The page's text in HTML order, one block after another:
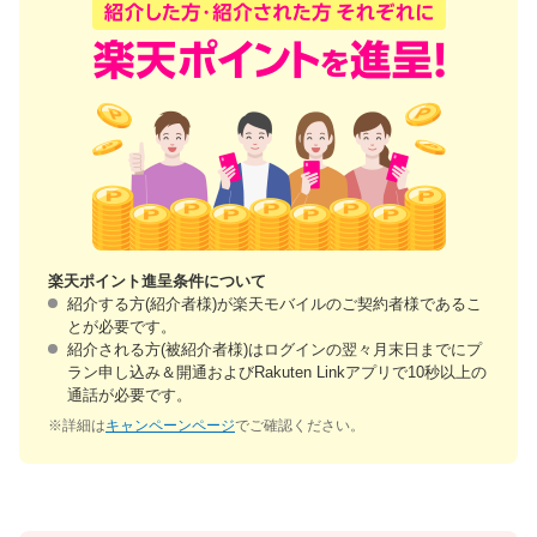
楽天ポイント進呈条件について
紹介する方(紹介者様)が楽天モバイルのご契約者様であるこ
とが必要です。
紹介される方(被紹介者様)はログインの翌々月末日までにプ
ラン申し込み＆開通およびRakuten Linkアプリで10秒以上の
通話が必要です。
※詳細はキャンペーンページでご確認ください。